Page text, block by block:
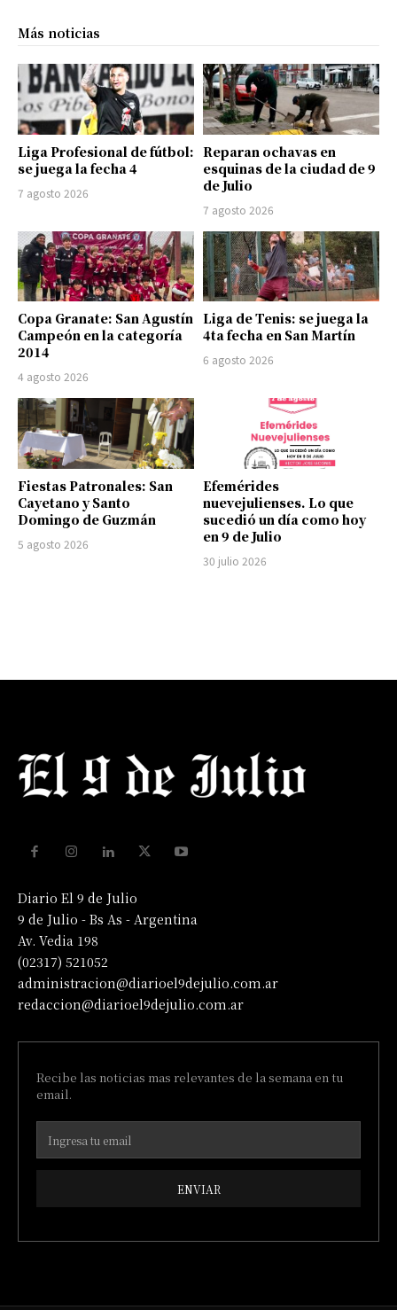
Más noticias
Liga Profesional de fútbol:
se juega la fecha 4
7 agosto 2026
Reparan ochavas en
esquinas de la ciudad de 9
de Julio
7 agosto 2026
Copa Granate: San Agustín
Campeón en la categoría
2014
4 agosto 2026
Liga de Tenis: se juega la
4ta fecha en San Martín
6 agosto 2026
Fiestas Patronales: San
Cayetano y Santo
Domingo de Guzmán
5 agosto 2026
Efemérides
nuevejulienses. Lo que
sucedió un día como hoy
en 9 de Julio
30 julio 2026
Diario El 9 de Julio
9 de Julio - Bs As - Argentina
Av. Vedia 198
(02317) 521052
administracion@diarioel9dejulio.com.ar
redaccion@diarioel9dejulio.com.ar
Recibe las noticias mas relevantes de la semana en tu
email.
ENVIAR